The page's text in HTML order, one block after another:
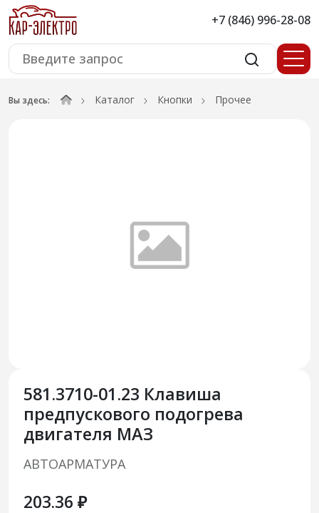
+7 (846) 996-28-08
Вы здесь: Каталог Кнопки Прочее
581.3710-01.23 Клавиша
предпускового подогрева
двигателя МАЗ
АВТОАРМАТУРА
203.36 ₽